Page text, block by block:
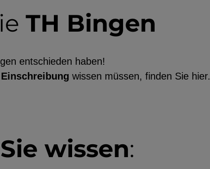
TH Bingen
entschieden haben!
wissen müssen, finden Sie hier.
wissen:
Benutzerdaten